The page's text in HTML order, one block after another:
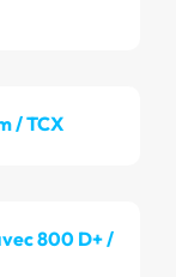
/ TCX
800 D+ /